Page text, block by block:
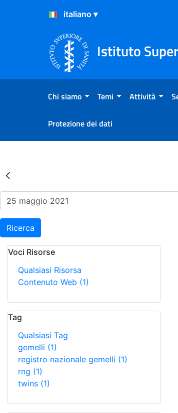
Salta al Contenuto
Salta al Footer
Istituto
Chi siamo Temi Attività
Protezione dei dati
Risultati della Ricerca
Ricerca
Voci Risorse
Qualsiasi Risorsa
Contenuto Web (1)
Tag
Qualsiasi Tag
gemelli (1)
registro nazionale gemelli (1)
rng (1)
twins (1)